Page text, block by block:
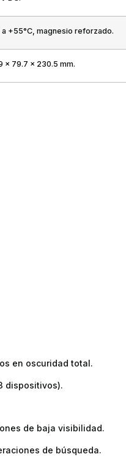
a +55°C, magnesio reforzado.
× 79.7 × 230.5 mm.
en oscuridad total.
dispositivos).
de baja visibilidad.
de búsqueda.